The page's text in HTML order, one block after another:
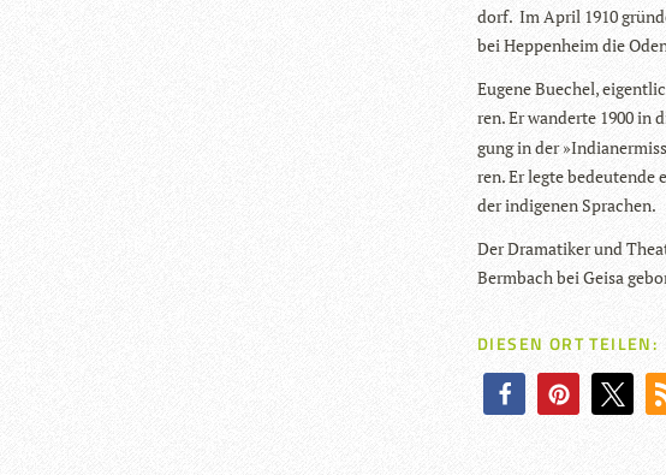
dorf. Im April 1910
bei Hep­pen­heim die
Eugene Bue­chel,
ren. Er wan­derte 1900 in
gung in der
ren. Er legte bedeu­tende
der indi­ge­nen Sprachen.
Der Dra­ma­ti­ker und
Bermbach bei Geisa
DIESEN ORT TEILEN: